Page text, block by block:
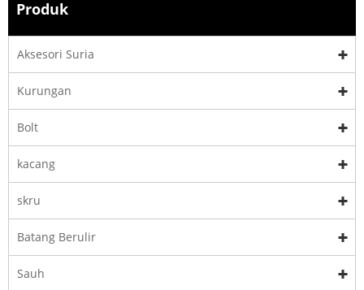
Produk
Aksesori Suria
Kurungan
Bolt
kacang
skru
Batang Berulir
Sauh